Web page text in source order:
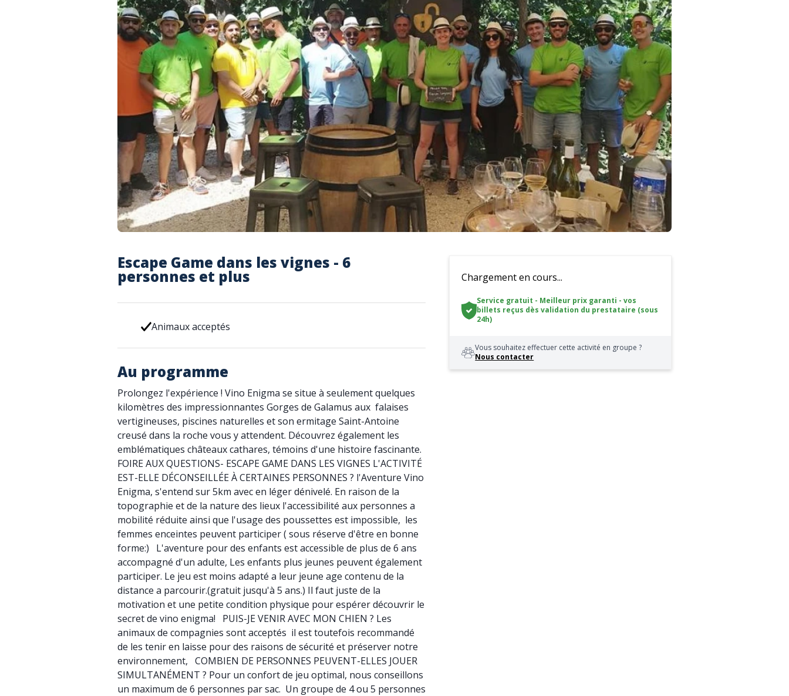
Escape Game dans les vignes - 6
personnes et plus
Animaux acceptés
Au programme
Prolongez l'expérience ! Vino Enigma se situe à seulement quelques
kilomètres des impressionnantes Gorges de Galamus aux falaises
vertigineuses, piscines naturelles et son ermitage Saint-Antoine
creusé dans la roche vous y attendent. Découvrez également les
emblématiques châteaux cathares, témoins d'une histoire fascinante.
FOIRE AUX QUESTIONS- ESCAPE GAME DANS LES VIGNES L'ACTIVITÉ
EST-ELLE DÉCONSEILLÉE À CERTAINES PERSONNES ? l'Aventure Vino
Enigma, s'entend sur 5km avec en léger dénivelé. En raison de la
topographie et de la nature des lieux l'accessibilité aux personnes a
mobilité réduite ainsi que l'usage des poussettes est impossible, les
femmes enceintes peuvent participer ( sous réserve d'être en bonne
forme:) L'aventure pour des enfants est accessible de plus de 6 ans
accompagné d'un adulte, Les enfants plus jeunes peuvent également
participer. Le jeu est moins adapté a leur jeune age contenu de la
distance a parcourir.(gratuit jusqu'à 5 ans.) Il faut juste de la
motivation et une petite condition physique pour espérer découvrir le
secret de vino enigma! PUIS-JE VENIR AVEC MON CHIEN ? Les
animaux de compagnies sont acceptés il est toutefois recommandé
de les tenir en laisse pour des raisons de sécurité et préserver notre
environnement, COMBIEN DE PERSONNES PEUVENT-ELLES JOUER
SIMULTANÉMENT ? Pour un confort de jeu optimal, nous conseillons
un maximum de 6 personnes par sac. Un groupe de 4 ou 5 personnes
Chargement en cours...
Service gratuit - Meilleur prix garanti - vos
billets reçus dès validation du prestataire (sous
24h)
Vous souhaitez effectuer cette activité en groupe ?
Nous contacter